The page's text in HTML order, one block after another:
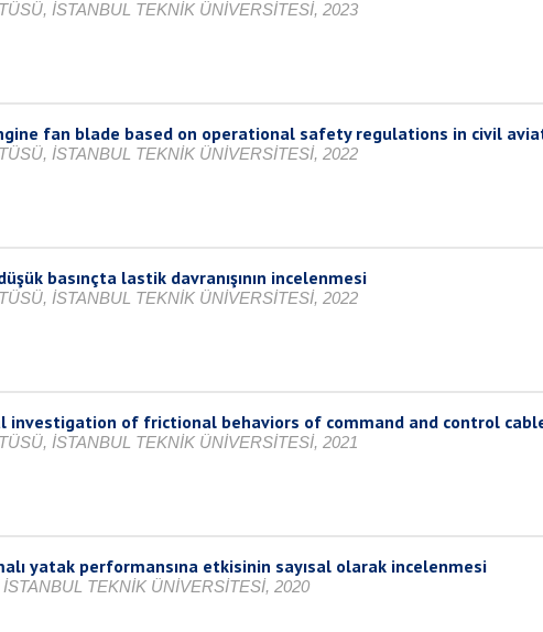
İSTANBUL TEKNİK ÜNİVERSİTESİ, 2023
fan blade based on operational safety regulations in civil
İSTANBUL TEKNİK ÜNİVERSİTESİ, 2022
basınçta lastik davranışının incelenmesi
İSTANBUL TEKNİK ÜNİVERSİTESİ, 2022
investigation of frictional behaviors of command and control
İSTANBUL TEKNİK ÜNİVERSİTESİ, 2021
yatak performansına etkisinin sayısal olarak incelenmesi
TEKNİK ÜNİVERSİTESİ, 2020